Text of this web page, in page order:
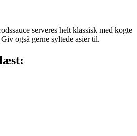
serveres helt klassisk med kogte
også gerne syltede asier til.